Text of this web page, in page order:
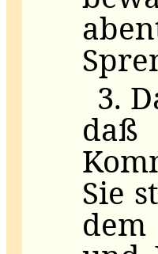
3.
Sie